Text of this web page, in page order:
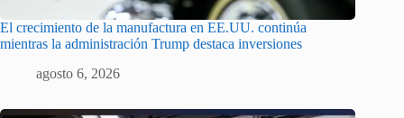
El crecimiento de la manufactura en EE.UU. continúa
mientras la administración Trump destaca inversiones
agosto 6, 2026